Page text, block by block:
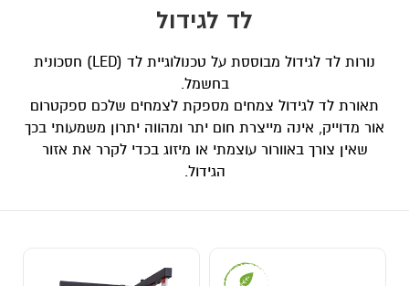
לד לגידול
נורות לד לגידול מבוססת על טכנולוגיית לד (LED) חסכונית
בחשמל.
תאורת לד לגידול צמחים מספקת לצמחים שלכם ספקטרום
אור מדוייק, אינה מייצרת חום יתר ומהווה יתרון משמעותי בכך
שאין צורך באוורור עוצמתי או מיזוג בכדי לקרר את אזור
הגידול.